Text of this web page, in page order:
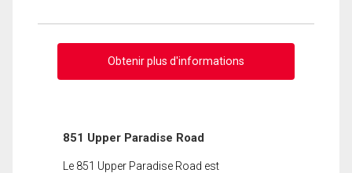
Obtenir plus d'informations
851 Upper Paradise Road
Le 851 Upper Paradise Road est